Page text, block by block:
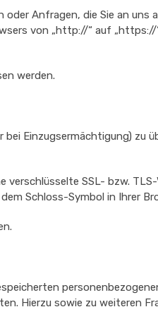
Anfragen, die Sie an uns
von „http://“ auf
werden.
Einzugsermächtigung) zu
SSL- bzw. TLS-
Schloss-Symbol in Ihrer
Hierzu sowie zu weiteren